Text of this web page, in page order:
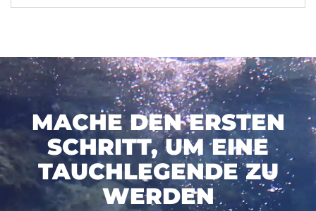
MACHE DEN ERSTEN
SCHRITT, UM EINE
TAUCHLEGENDE ZU
WERDEN